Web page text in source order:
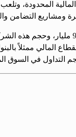
ومشاريع التضامن
وإن احتياجات سوريا لإعادة
المالي ممثلاً
التداول في